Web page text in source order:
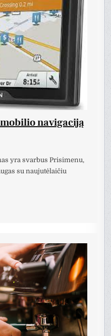
navigaciją
yra svarbus Prisimenu,
su naujutėlaičiu